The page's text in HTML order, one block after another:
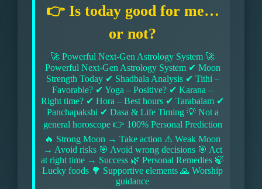
👉 Is today good for me…
or not?
🚀 Powerful Next-Gen Astrology System 🚀
Powerful Next-Gen Astrology System ✔ Moon
Strength Today ✔ Shadbala Analysis ✔ Tithi –
Favorable? ✔ Yoga – Positive? ✔ Karana –
Right time? ✔ Hora – Best hours ✔ Tarabalam ✔
Panchapakshi ✔ Dasa & Life Timing 💡 Not a
general horoscope 👉 100% Personal Prediction
🔥 Strong Moon → Take action ⚠ Weak Moon
→ Avoid risks 🎯 Avoid wrong decisions 🎯 Act
at right time → Success 🌿 Personal Remedies 🍃
Lucky foods 🌳 Supportive elements 🙏 Worship
guidance